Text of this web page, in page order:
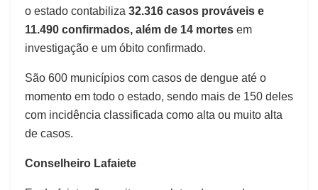
o estado contabiliza 32.316 casos prováveis e
11.490 confirmados, além de 14 mortes em
investigação e um óbito confirmado.
São 600 municípios com casos de dengue até o
momento em todo o estado, sendo mais de 150 deles
com incidência classificada como alta ou muito alta
de casos.
Conselheiro Lafaiete